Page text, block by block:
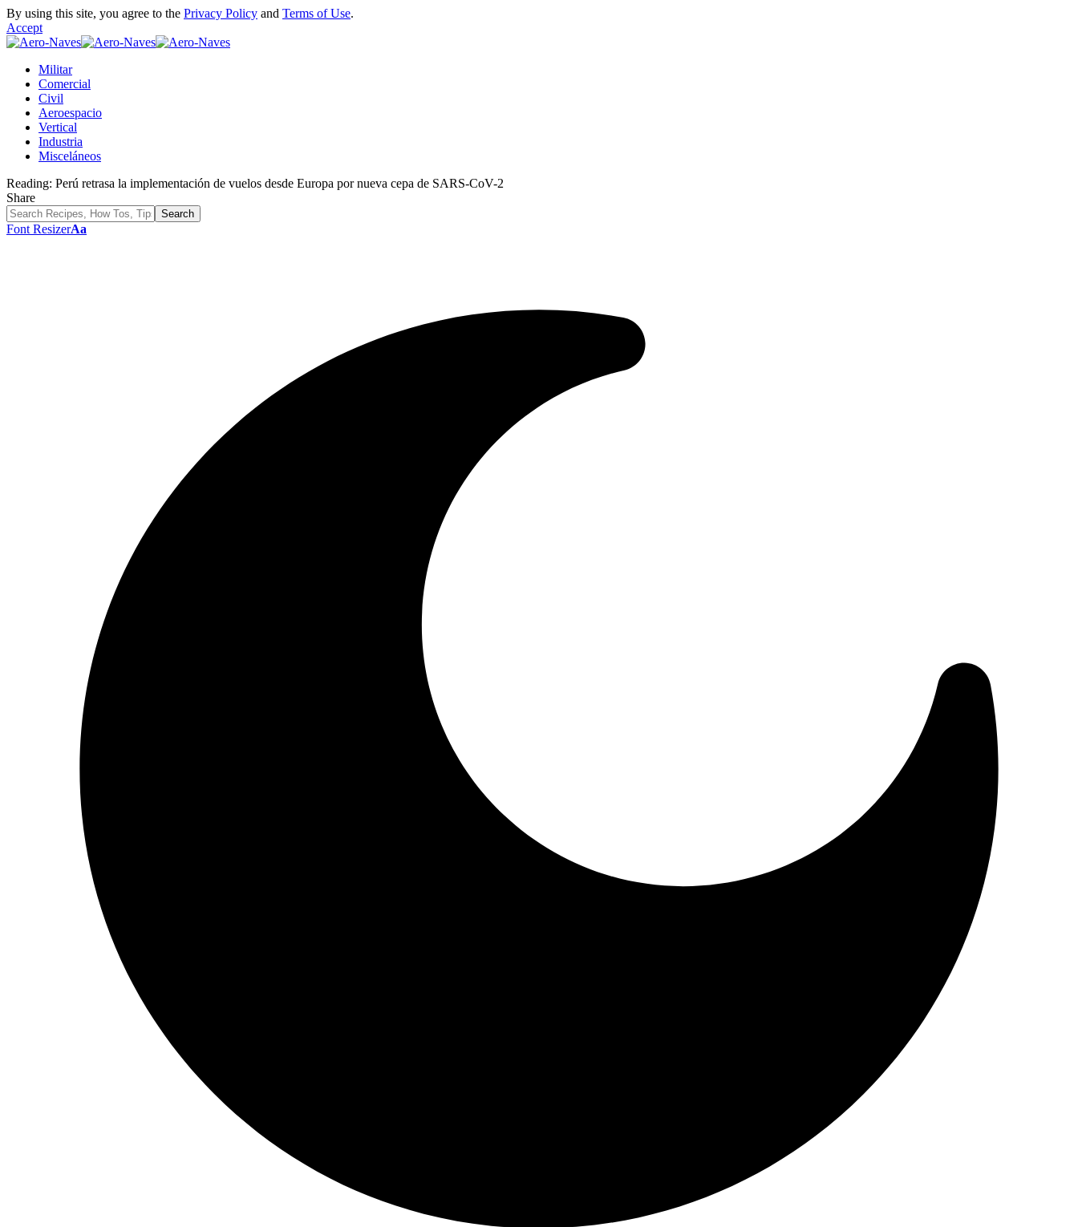
By using this site, you agree to the Privacy Policy and Terms of Use.
Accept
Militar
Comercial
Civil
Aeroespacio
Vertical
Industria
Misceláneos
Reading: Perú retrasa la implementación de vuelos desde Europa por nueva cepa de SARS-CoV-2
Share
Font ResizerAa